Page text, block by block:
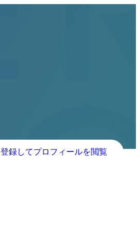
登録してプロフィールを閲覧